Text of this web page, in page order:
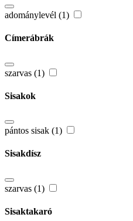
adománylevél (1)
Címerábrák
szarvas (1)
Sisakok
pántos sisak (1)
Sisakdísz
szarvas (1)
Sisaktakaró